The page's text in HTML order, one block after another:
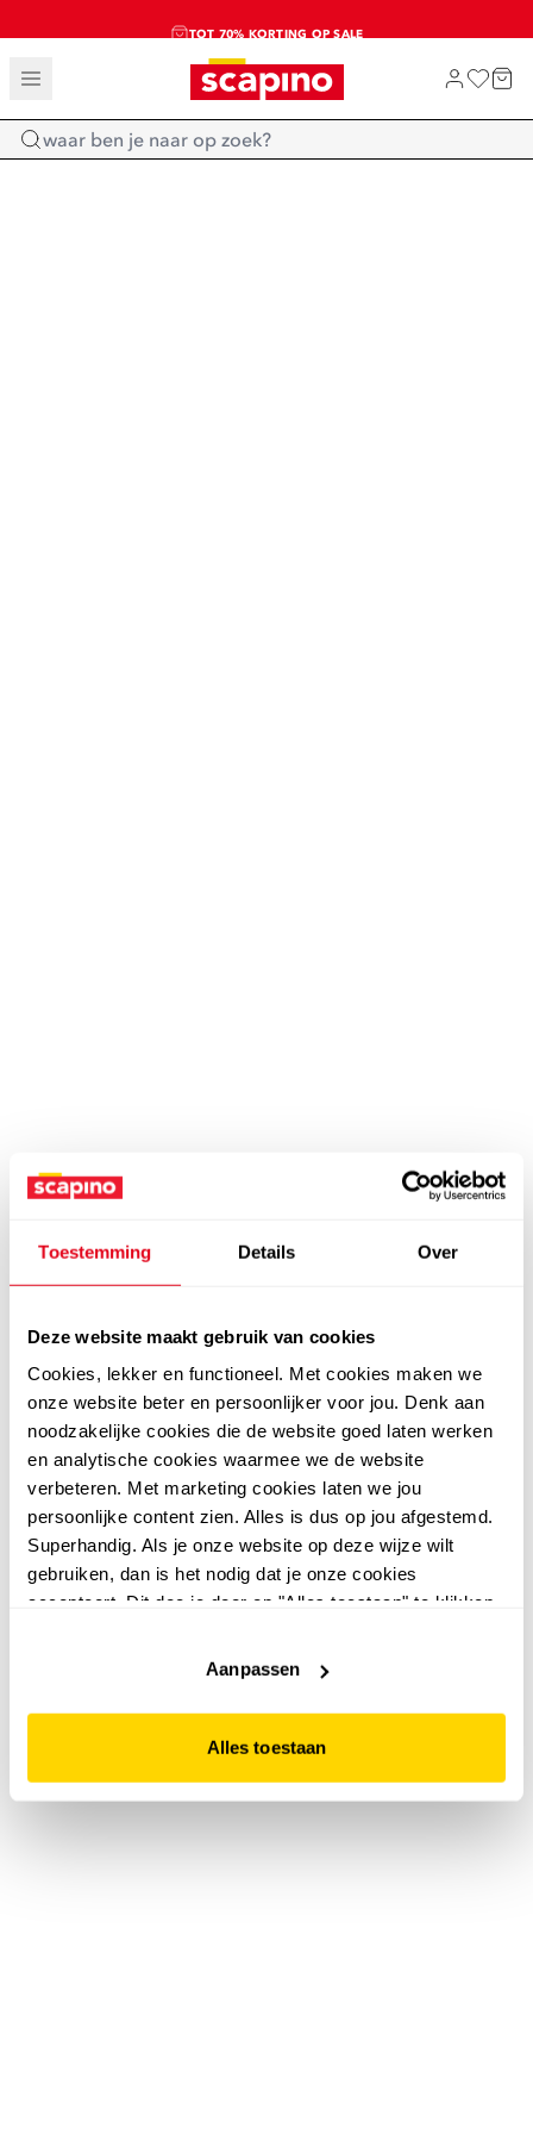
Toestemming Details Over
Deze website maakt gebruik van cookies
Cookies, lekker en functioneel. Met cookies maken we
onze website beter en persoonlijker voor jou. Denk aan
noodzakelijke cookies die de website goed laten werken
en analytische cookies waarmee we de website
verbeteren. Met marketing cookies laten we jou
persoonlijke content zien. Alles is dus op jou afgestemd.
Superhandig. Als je onze website op deze wijze wilt
gebruiken, dan is het nodig dat je onze cookies
accepteert. Dit doe je door op "Alles toestaan" te klikken.
website niet optimaal functioneert.
Aanpassen
Alles toestaan
TOT 70% KORTING OP SALE
SALE: LAATSTE KANS!
SHOP NIEUW
Home